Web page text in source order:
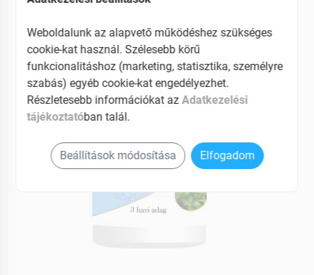
Weboldalunk az alapvető működéshez szükséges
cookie-kat használ. Szélesebb körű
funkcionalitáshoz (marketing, statisztika, személyre
szabás) egyéb cookie-kat engedélyezhet.
Részletesebb információkat azAdatkezelési
tájékoztatóban talál.
Beállítások módosítása Elfogadom